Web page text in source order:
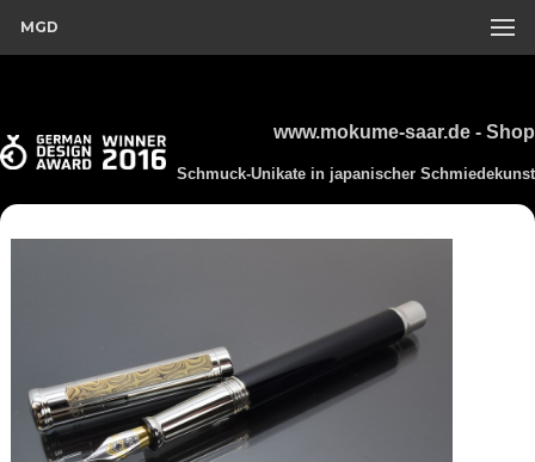
MGD
www.mokume-saar.de - Shop
Schmuck-Unikate in japanischer Schmiedekunst